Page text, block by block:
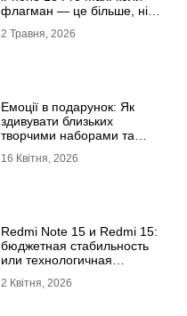
флагман — це більше, ніж
2 Травня, 2026
Емоції в подарунок: Як
здивувати близьких
творчими наборами та
16 Квітня, 2026
Redmi Note 15 и Redmi 15:
бюджетная стабильность
или технологичная
2 Квітня, 2026